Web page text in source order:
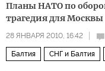
Планы НАТО по
трагедия для Москвы
28 ЯНВАРЯ 2010, 16:42
Балтия СНГ и Балтия